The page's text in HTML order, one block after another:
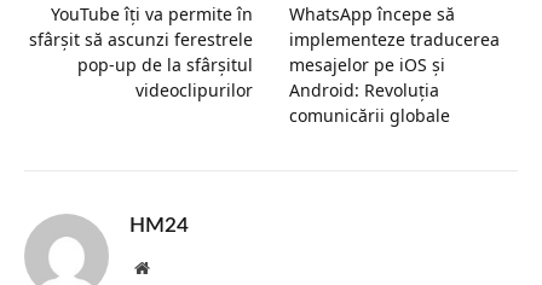
YouTube îți va permite în
sfârșit să ascunzi ferestrele
pop-up de la sfârșitul
videoclipurilor
WhatsApp începe să
implementeze traducerea
mesajelor pe iOS și
Android: Revoluția
comunicării globale
HM24
Website